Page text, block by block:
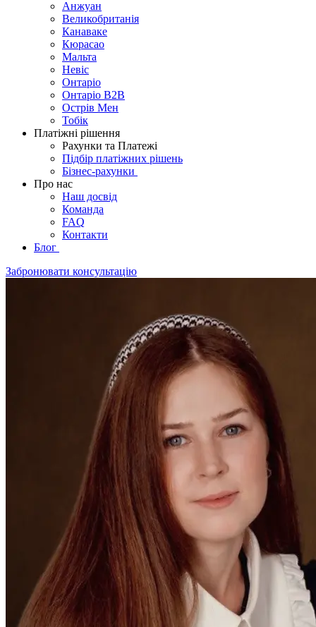
Анжуан
Великобританія
Канаваке
Кюрасао
Мальта
Невіс
Онтаріо
Онтаріо B2B
Острів Мен
Тобік
Платіжні рішення
Рахунки та Платежі
Підбір платіжних рішень
Бізнес-рахунки
Про нас
Наш досвід
Команда
FAQ
Контакти
Блог
Забронювати консультацію